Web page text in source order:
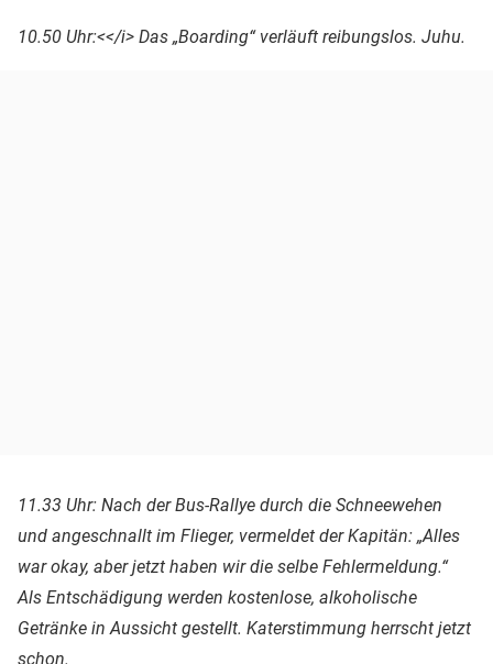
10.50 Uhr:<</i> Das „Boarding“ verläuft reibungslos. Juhu.
11.33 Uhr: Nach der Bus-Rallye durch die Schneewehen
und angeschnallt im Flieger, vermeldet der Kapitän: „Alles
war okay, aber jetzt haben wir die selbe Fehlermeldung.“
Als Entschädigung werden kostenlose, alkoholische
Getränke in Aussicht gestellt. Katerstimmung herrscht jetzt
schon.